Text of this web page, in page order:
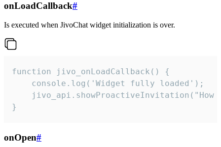
onLoadCallback#
Is executed when JivoChat widget initialization is over.
function jivo_onLoadCallback() {
    console.log('Widget fully loaded');
jivo_api.showProactiveInvitation("How
}
onOpen#